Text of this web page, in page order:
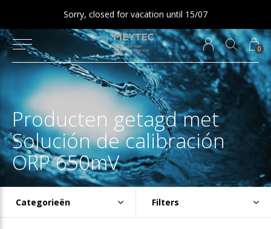
0
Sorry, closed for vacation until 15/07
Producten getagd met
Solución de calibración
ORP 650mV
Categorieën Filters